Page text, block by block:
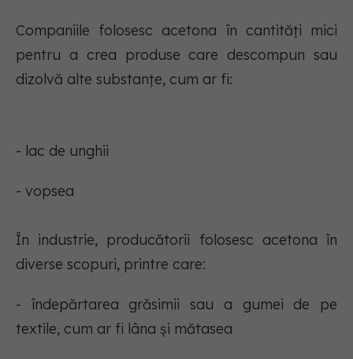
Companiile folosesc acetona în cantități mici
pentru a crea produse care descompun sau
dizolvă alte substanțe, cum ar fi:
- lac de unghii
- vopsea
În industrie, producătorii folosesc acetona în
diverse scopuri, printre care:
- îndepărtarea grăsimii sau a gumei de pe
textile, cum ar fi lâna și mătasea